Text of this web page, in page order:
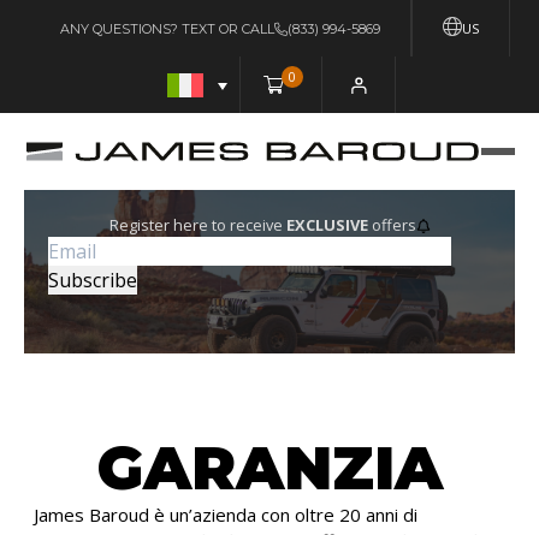
US
ANY QUESTIONS? TEXT OR CALL (833) 994-5869
0
Register here to receive EXCLUSIVEoffers
GARANZIA
James Baroud è un’azienda con oltre 20 anni di